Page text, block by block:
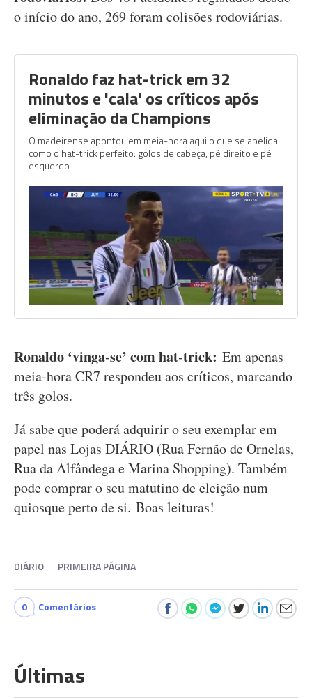
o início do ano, 269 foram colisões rodoviárias.
Ronaldo faz hat-trick em 32
minutos e 'cala' os críticos após
eliminação da Champions
O madeirense apontou em meia-hora aquilo que se apelida
como o hat-trick perfeito: golos de cabeça, pé direito e pé
esquerdo
Ronaldo ‘vinga-se’ com hat-trick: Em apenas
meia-hora CR7 respondeu aos críticos, marcando
três golos.
Já sabe que poderá adquirir o seu exemplar em
papel nas Lojas DIÁRIO (Rua Fernão de Ornelas,
Rua da Alfândega e Marina Shopping). Também
pode comprar o seu matutino de eleição num
quiosque perto de si. Boas leituras!
DIÁRIO PRIMEIRA PÁGINA
0 Comentários
Últimas